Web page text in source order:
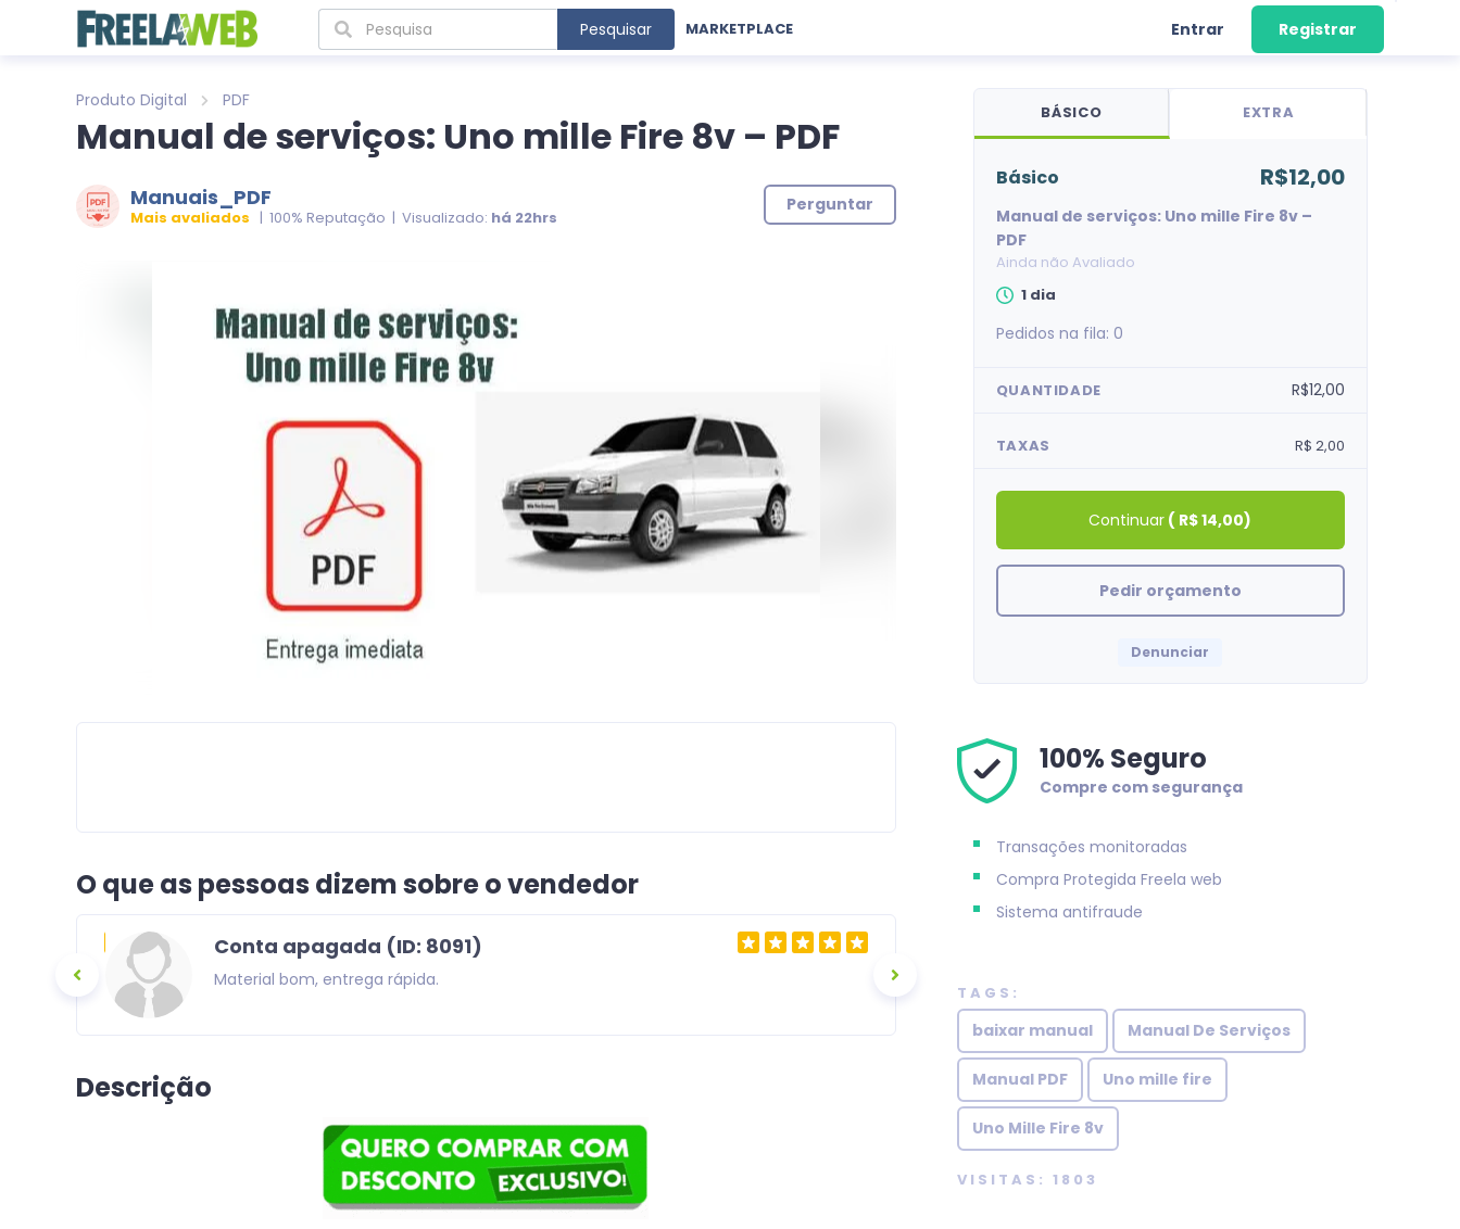
Pesquisar MARKETPLACE Entrar Registrar
Produto Digital PDF
Manual de serviços: Uno mille Fire 8v – PDF
Manuais_PDF
Mais avaliados | 100% Reputação | Visualizado: há 22hrs
Perguntar
O que as pessoas dizem sobre o vendedor
otima
Conta apagada (ID: 8091)
Material bom, entrega rápida.
Descrição
BÁSICO EXTRA
básico R$12,00
Manual de serviços: Uno mille Fire 8v –
PDF
Ainda não Avaliado
1 dia
Pedidos na fila: 0
QUANTIDADE R$12,00
TAXAS R$ 2,00
Continuar ( R$ 14,00)
Pedir orçamento
Denunciar
100% Seguro
Compre com segurança
Transações monitoradas
Compra Protegida Freela web
Sistema antifraude
TAGS:
baixar manual Manual De Serviços
Manual PDF Uno mille fire
Uno Mille Fire 8v
VISITAS: 1803